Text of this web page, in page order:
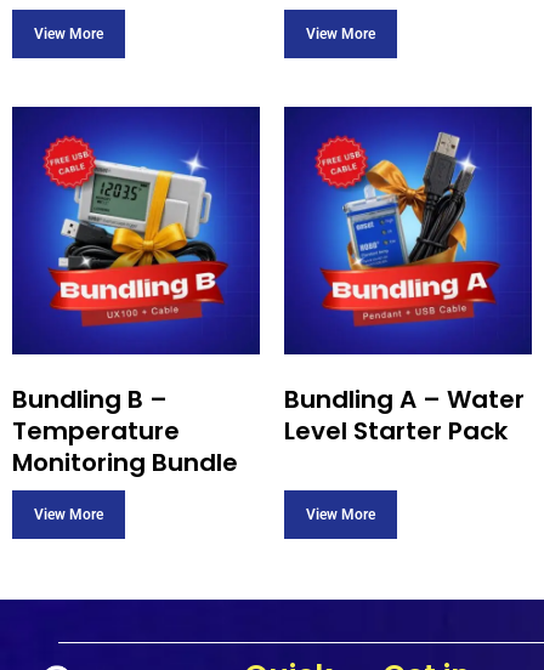
Bundling B –
Temperature
Monitoring Bundle
Bundling A – Water
Level Starter Pack